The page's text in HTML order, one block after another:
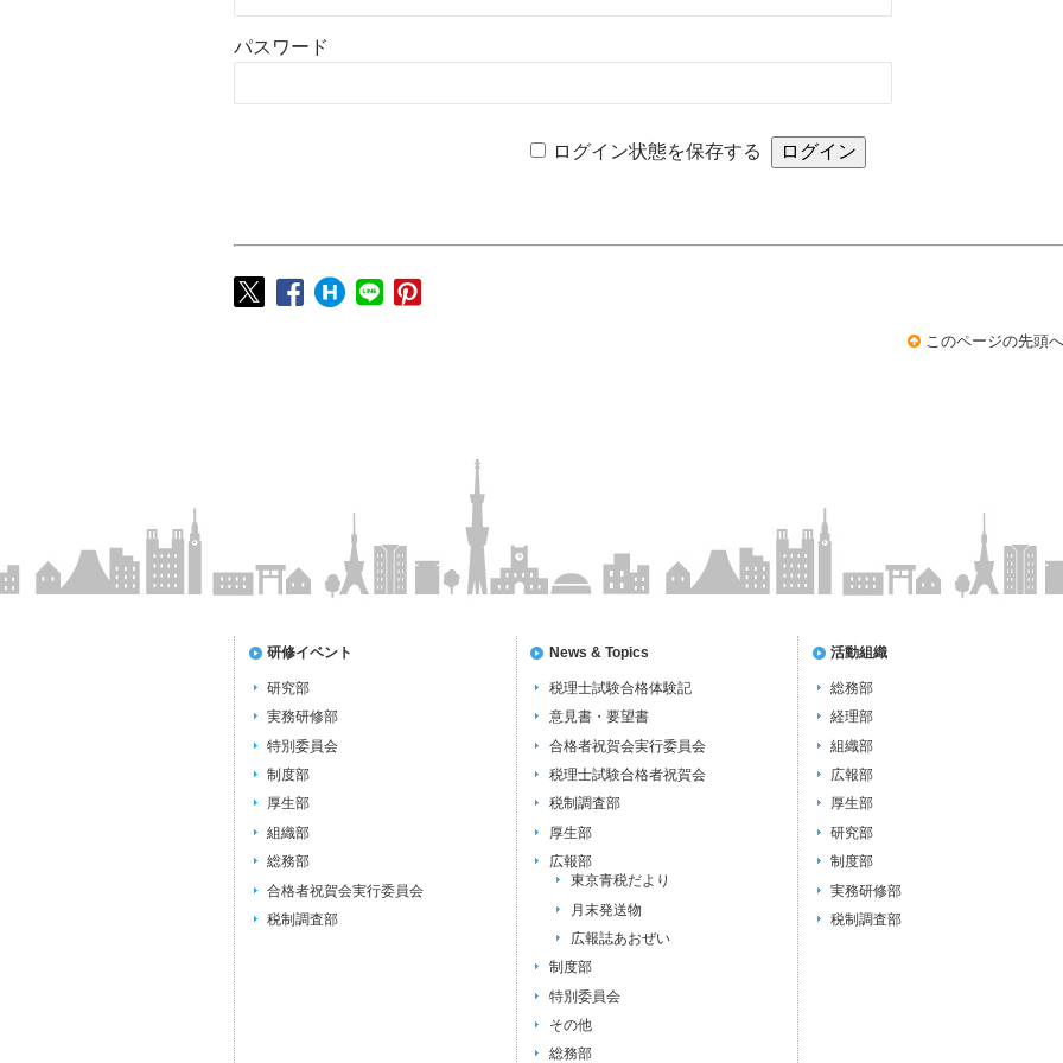
パスワード
ログイン状態を保存する
このページの先頭へ
研修イベント
研究部
実務研修部
特別委員会
制度部
厚生部
組織部
総務部
合格者祝賀会実行委員会
税制調査部
News & Topics
税理士試験合格体験記
意見書・要望書
合格者祝賀会実行委員会
税理士試験合格者祝賀会
税制調査部
厚生部
広報部
東京青税だより
月末発送物
広報誌あおぜい
制度部
特別委員会
その他
総務部
活動組織
総務部
経理部
組織部
広報部
厚生部
研究部
制度部
実務研修部
税制調査部